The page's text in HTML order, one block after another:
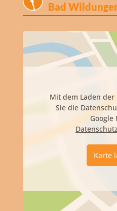
Bad
Mit dem Laden
Sie die
Google
Karte